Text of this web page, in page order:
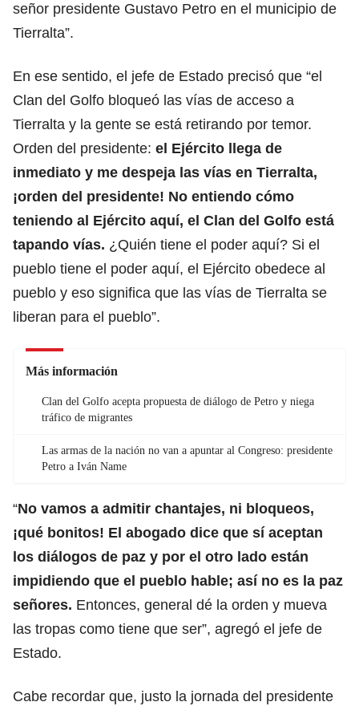
señor presidente Gustavo Petro en el municipio de
Tierralta”.
En ese sentido, el jefe de Estado precisó que “el
Clan del Golfo bloqueó las vías de acceso a
Tierralta y la gente se está retirando por temor.
Orden del presidente: el Ejército llega de
inmediato y me despeja las vías en Tierralta,
¡orden del presidente! No entiendo cómo
teniendo al Ejército aquí, el Clan del Golfo está
tapando vías. ¿Quién tiene el poder aquí? Si el
pueblo tiene el poder aquí, el Ejército obedece al
pueblo y eso significa que las vías de Tierralta se
liberan para el pueblo”.
Más información
Clan del Golfo acepta propuesta de diálogo de Petro y niega
tráfico de migrantes
Las armas de la nación no van a apuntar al Congreso: presidente
Petro a Iván Name
“No vamos a admitir chantajes, ni bloqueos,
¡qué bonitos! El abogado dice que sí aceptan
los diálogos de paz y por el otro lado están
impidiendo que el pueblo hable; así no es la paz
señores. Entonces, general dé la orden y mueva
las tropas como tiene que ser”, agregó el jefe de
Estado.
Cabe recordar que, justo la jornada del presidente